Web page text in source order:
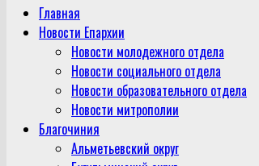
Главная
Новости Епархии
Новости молодежного отдела
Новости социального отдела
Новости образовательного отдела
Новости митрополии
Благочиния
Альметьевский округ